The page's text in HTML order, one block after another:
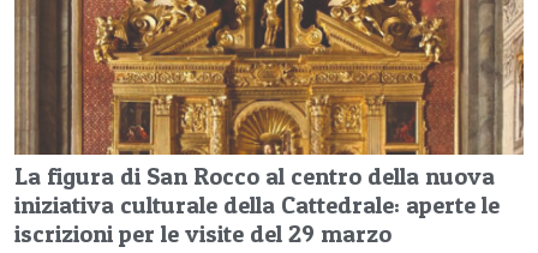
La figura di San Rocco al centro della nuova
iniziativa culturale della Cattedrale: aperte le
iscrizioni per le visite del 29 marzo